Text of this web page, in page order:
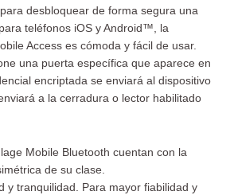
desbloquear de forma segura una
teléfonos iOS y Android™, la
Access es cómoda y fácil de usar.
una puerta específica que aparece en
encriptada se enviará al dispositivo
a la cerradura o lector habilitado
Mobile Bluetooth cuentan con la
de su clase.
y tranquilidad. Para mayor fiabilidad y